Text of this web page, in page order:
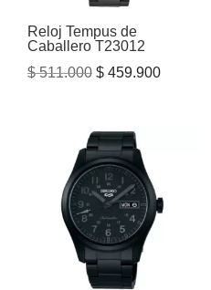
Reloj Tempus de
Caballero T23012
$511.000 El
era:
$ 511.000.
$ 459.900El